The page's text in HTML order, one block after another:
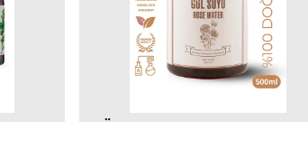
GÜLAMOUR